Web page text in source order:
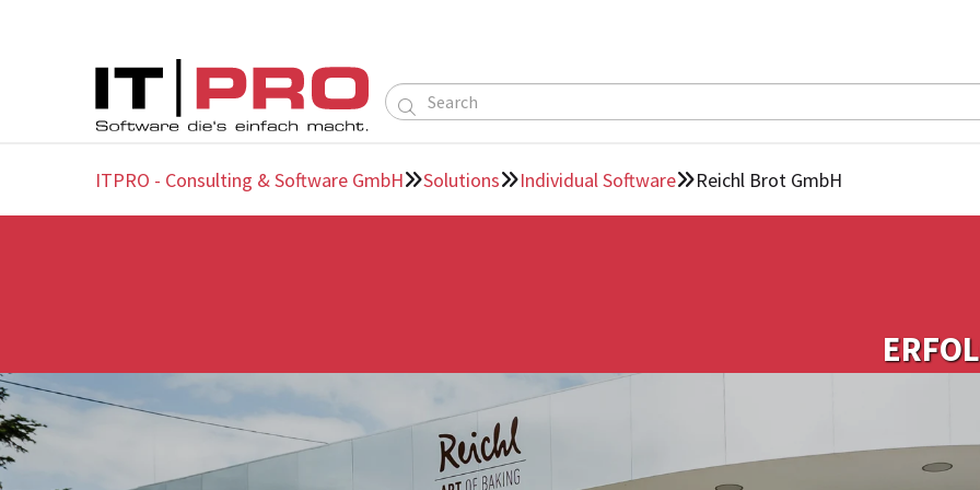

ITPRO - Consulting & Software GmbHSolutionsIndividual SoftwareReichl Brot GmbH